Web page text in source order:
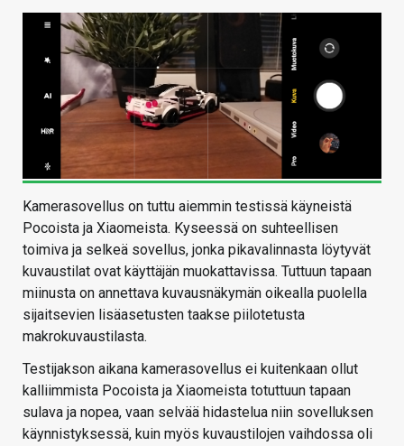
Kamerasovellus on tuttu aiemmin testissä käyneistä
Pocoista ja Xiaomeista. Kyseessä on suhteellisen
toimiva ja selkeä sovellus, jonka pikavalinnasta löytyvät
kuvaustilat ovat käyttäjän muokattavissa. Tuttuun tapaan
miinusta on annettava kuvausnäkymän oikealla puolella
sijaitsevien lisäasetusten taakse piilotetusta
makrokuvaustilasta.
Testijakson aikana kamerasovellus ei kuitenkaan ollut
kalliimmista Pocoista ja Xiaomeista totuttuun tapaan
sulava ja nopea, vaan selvää hidastelua niin sovelluksen
käynnistyksessä, kuin myös kuvaustilojen vaihdossa oli